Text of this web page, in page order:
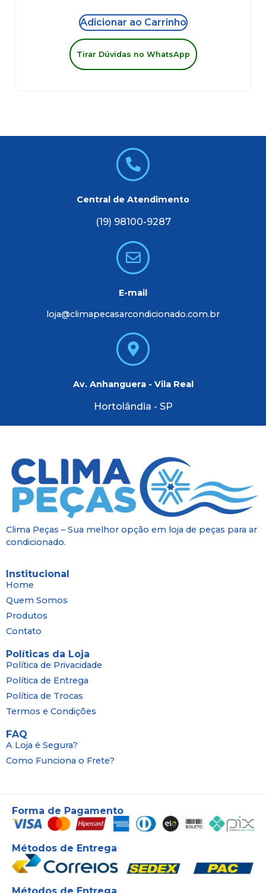
Adicionar ao Carrinho
Tirar Dúvidas no WhatsApp
Central de Atendimento
(19) 98100-9287
E-mail
loja@climapecasarcondicionado.com.br
Av. Anhanguera - Vila Real
Hortolândia - SP
Clima Peças – Sua melhor opção em loja de peças para ar
condicionado.
Institucional
Home
Quem Somos
Produtos
Contato
Políticas da Loja
Política de Privacidade
Política de Entrega
Política de Trocas
Termos e Condições
FAQ
A Loja é Segura?
Como Funciona o Frete?
Forma de Pagamento
Métodos de Entrega
Métodos de Entrega